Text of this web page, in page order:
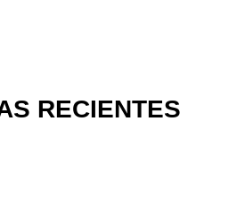
RECIENTES